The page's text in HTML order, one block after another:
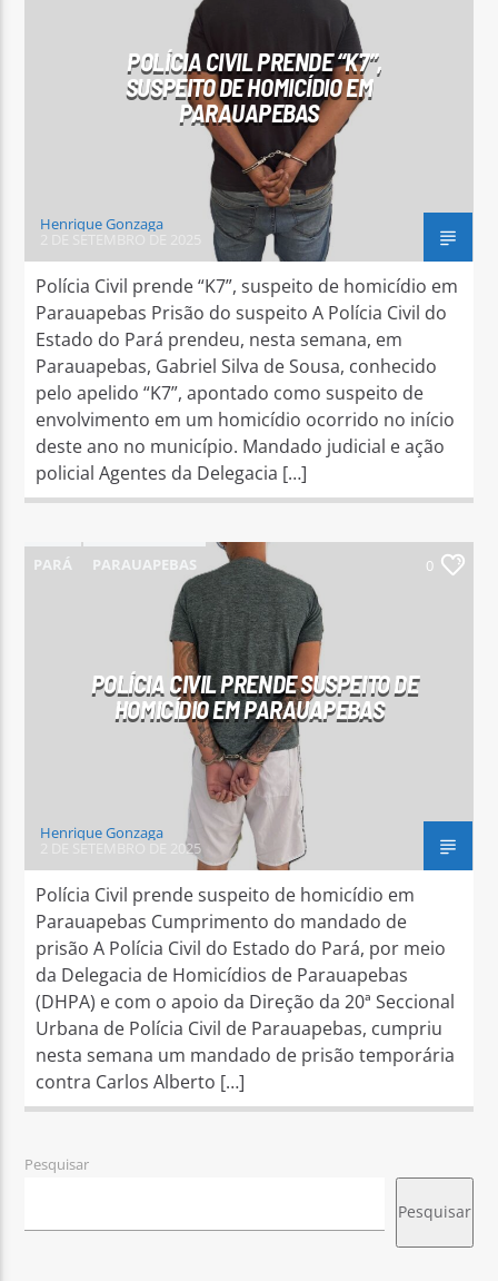
Arara Azul FM
POLÍCIA CIVIL PRENDE “K7”,
SUSPEITO DE HOMICÍDIO EM
PARAUAPEBAS
Henrique Gonzaga
Polícia Civil prende “K7”, suspeito de homicídio em
Parauapebas Prisão do suspeito A Polícia Civil do
Estado do Pará prendeu, nesta semana, em
Parauapebas, Gabriel Silva de Sousa, conhecido
pelo apelido “K7”, apontado como suspeito de
envolvimento em um homicídio ocorrido no início
deste ano no município. Mandado judicial e ação
policial Agentes da Delegacia […]
PARÁ PARAUAPEBAS 0
POLÍCIA CIVIL PRENDE SUSPEITO DE
HOMICÍDIO EM PARAUAPEBAS
Henrique Gonzaga
2 DE SETEMBRO DE 2025
Polícia Civil prende suspeito de homicídio em
Parauapebas Cumprimento do mandado de
prisão A Polícia Civil do Estado do Pará, por meio
da Delegacia de Homicídios de Parauapebas
(DHPA) e com o apoio da Direção da 20ª Seccional
Urbana de Polícia Civil de Parauapebas, cumpriu
nesta semana um mandado de prisão temporária
contra Carlos Alberto […]
Pesquisar
Pesquisar